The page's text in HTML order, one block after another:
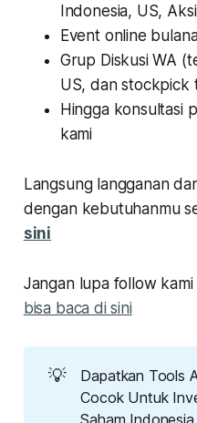
Indonesia, US,
Event online
Grup Diskusi WA
US, dan stockpick
Hingga konsultasi
kami
Langsung langganan
dengan kebutuhanmu
sini
Jangan lupa follow
bisa baca di sini
💡
Dapatkan Tools
Cocok Untuk